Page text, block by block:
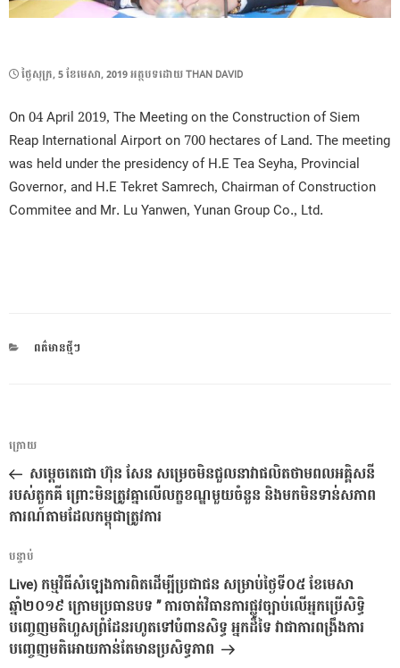
POSTED
ថ្ងៃ​សុក្រ, 5 ខែ​មេសា, 2019អត្ថបទដោយTHAN DAVID
On 04 April 2019, The Meeting on the Construction of Siem
Reap International Airport on 700 hectares of Land. The meeting
was held under the presidency of H.E Tea Seyha, Provincial
Governor, and H.E Tekret Samrech, Chairman of Construction
Commitee and Mr. Lu Yanwen, Yunan Group Co., Ltd.
CATEGORIES
ពត៌មានថ្មីៗ
ការ​
នាំទិស​
ប្រកាស
អត្ថបទ
មុន
ក្រោយ
សម្តេចតេជោ ហ៊ុន សែន សម្រេចមិនជួលនាវាផលិតថាមពលអគ្គិសនី
របស់តួកគី ព្រោះមិនត្រូវគ្នាលើលក្ខខណ្ឌមួយចំនួន និងមកមិនទាន់សភាព
ការណ៍តាមដែលកម្ពុជាត្រូវការ
អត្ថបទ
បន្ទាប់
បន្ទាប់
Live) កម្មវិធីសំឡេងការពិតដើម្បីប្រជាជន សម្រាប់ថ្ងៃទី០៥ ខែមេសា
ឆ្នាំ២០១៩ ក្រោមប្រធានបទ ” ការចាត់វិធានការផ្លូវច្បាប់លើអ្នកប្រើសិទ្ធិ
បញ្ចេញមតិហួសព្រំដែនរហូតទៅបំពានសិទ្ធ អ្នកដ៏ទៃ វាជាការពង្រឹងការ
បញ្ចេញមតិអោយកាន់តែមានប្រសិទ្ធភាព